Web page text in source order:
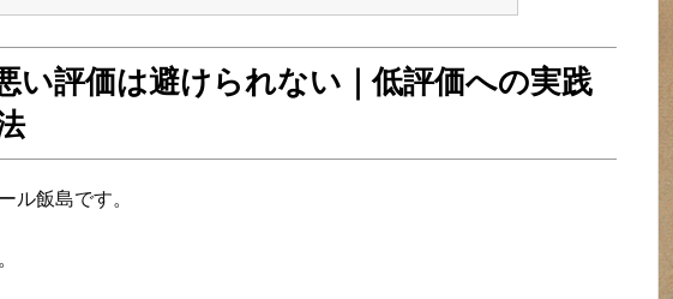
い評価は避けられない｜低評価への実践
ル飯島です。